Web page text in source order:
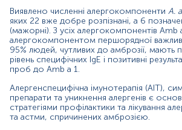
на результат тесту не впливає
стероїдів, антигістамінних,
лікарських препаратів, не
шкіри, вагітності, віку;
дослідження на алергени
проводити під час цвітіння та в
Матеріал
сироватка крові
Виявлено численні алергокомпоненти A.
яких 22 вже добре розпізнані, а 6
(мажорні). З усіх алергокомпонентів Amb
алергокомпонентом першорядної
95% людей, чутливих до амброзії, мають
рівень специфічних IgE і позитивні
проб до Amb a 1.
Алергенспецифічна імунотерапія (AIT),
препарати та уникнення алергенів є
стратегіями профілактики та лікування
та астми, спричинених амброзією.